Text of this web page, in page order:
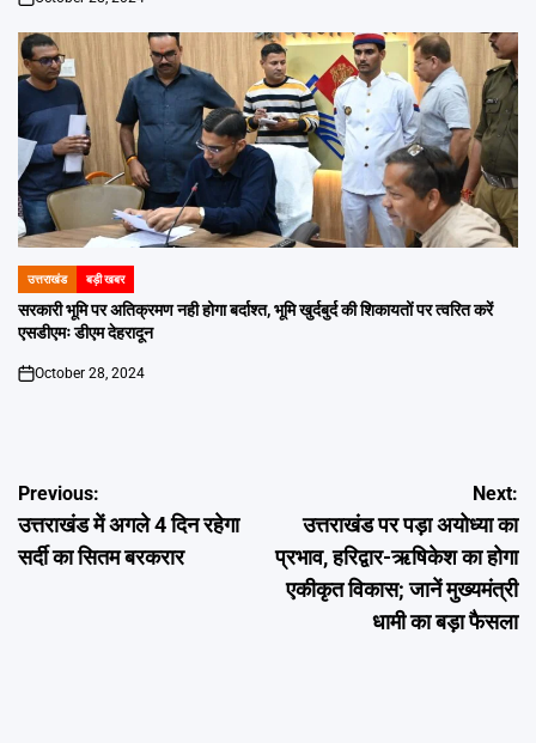
on
POSTED
IN
उत्तराखंड बड़ी खबर
सरकारी भूमि पर अतिक्रमण नही होगा बर्दाश्त, भूमि खुर्दबुर्द की शिकायतों पर त्वरित करें
एसडीएमः डीएम देहरादून
on
October 28, 2024
Post
navigation
Previous:
उत्तराखंड में अगले 4 दिन रहेगा
सर्दी का सितम बरकरार
Next:
उत्तराखंड पर पड़ा अयोध्या का
प्रभाव, हरिद्वार-ऋषिकेश का होगा
एकीकृत विकास; जानें मुख्यमंत्री
धामी का बड़ा फैसला